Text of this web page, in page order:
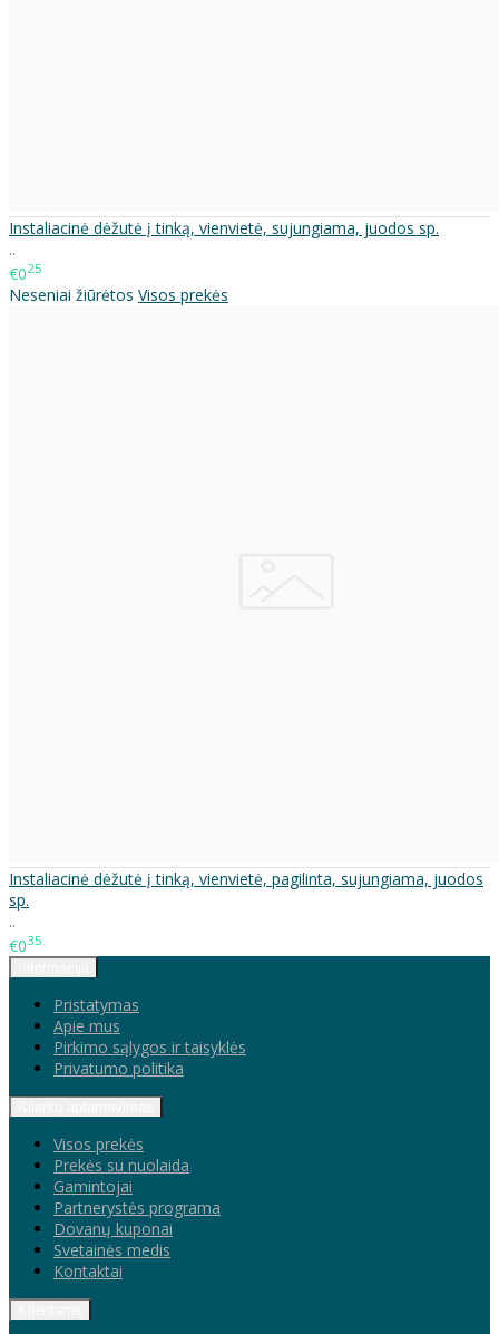
Instaliacinė dėžutė į tinką, vienvietė, sujungiama, juodos sp.
..
€025
Neseniai žiūrėtos Visos prekės
Instaliacinė dėžutė į tinką, vienvietė, pagilinta, sujungiama, juodos
sp.
..
€035
Pristatymas
Apie mus
Pirkimo sąlygos ir taisyklės
Privatumo politika
Visos prekės
Prekės su nuolaida
Gamintojai
Partnerystės programa
Dovanų kuponai
Svetainės medis
Kontaktai